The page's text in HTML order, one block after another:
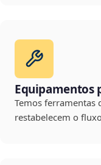
Equipamentos
Temos ferramentas
restabelecem o